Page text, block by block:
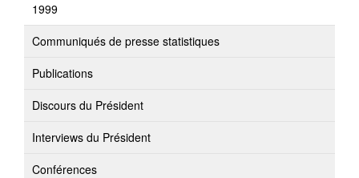
1999
Communiqués de presse statistiques
Publications
Discours du Président
Interviews du Président
Conférences